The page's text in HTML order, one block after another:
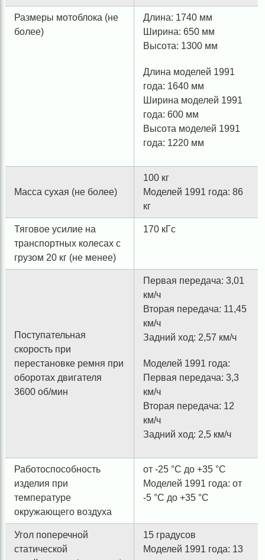
Размеры мотоблока (не
более)
Длина: 1740 мм
Ширина: 650 мм
Высота: 1300 мм
Длина моделей 1991
года: 1640 мм
Ширина моделей 1991
года: 600 мм
Высота моделей 1991
года: 1220 мм
Масса сухая (не более)
100 кг
Моделей 1991 года: 86
кг
Тяговое усилие на
транспортных колесах с
грузом 20 кг (не менее)
170 кГс
Поступательная
скорость при
перестановке ремня при
оборотах двигателя
3600 об/мин
Первая передача: 3,01
км/ч
Вторая передача: 11,45
км/ч
Задний ход: 2,57 км/ч
Моделей 1991 года:
Первая передача: 3,3
км/ч
Вторая передача: 12
км/ч
Задний ход: 2,5 км/ч
Работоспособность
изделия при
температуре
окружающего воздуха
от -25 °C до +35 °C
Моделей 1991 года: от
-5 °C до +35 °C
Угол поперечной
статической
15 градусов
Моделей 1991 года: 13